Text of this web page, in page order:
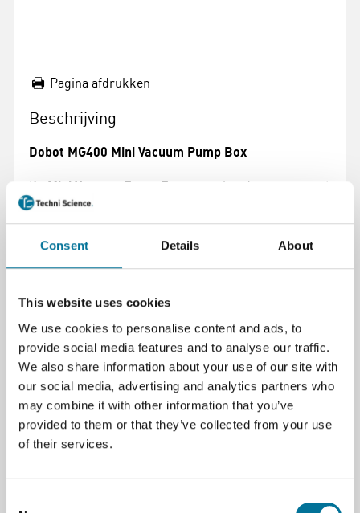
Consent Details About
This website uses cookies
We use cookies to personalise content and ads, to
provide social media features and to analyse our traffic.
We also share information about your use of our site with
our social media, advertising and analytics partners who
may combine it with other information that you’ve
provided to them or that they’ve collected from your use
of their services.
Pagina afdrukken
Beschrijving
Dobot MG400 Mini Vacuum Pump Box
De Mini Vacuum Pump Box
is een handig en compact
accessoire voor de
vacuümpomp stelt studenten in staat om objecten op
te tillen via onderdruk, een veelgebruikte techniek in
Perfect voor onderwijsdoeleinden waarbij inzicht in
demonstraties, technische projecten en robotica-
lessen binnen het STEAM-onderwijs.
Voordelen voor het onderwijs:
Eenvoudige aansluiting op de MG400